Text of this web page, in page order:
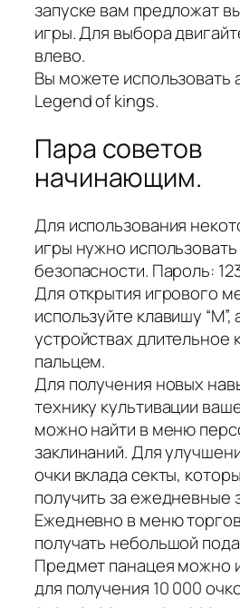
запуске вам предложат
игры. Для выбора
влево.
Вы можете использовать
Legend of kings.
Пара советов
начинающим.
Для использования
игры нужно
безопасности. Пароль:
Для открытия игрового
используйте клавишу
устройствах длительное
пальцем.
Для получения новых
технику культивации
можно найти в меню
заклинаний. Для
очки вклада секты,
получить за ежедневные
Ежедневно в меню
получать небольшой
Предмет панацея можно
для получения 10 000